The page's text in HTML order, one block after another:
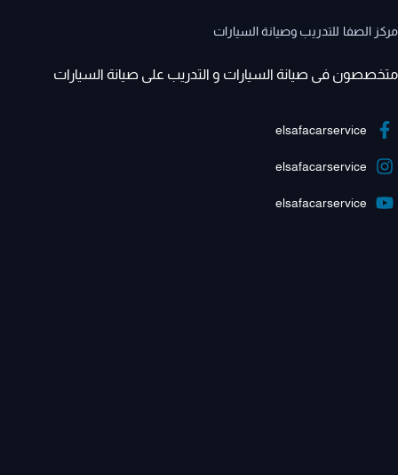
مركز الصفا للتدريب وصيانة السيارات
متخصصون فى صيانة السيارات و التدريب على صيانة السيارات
elsafacarservice
elsafacarservice
elsafacarservice